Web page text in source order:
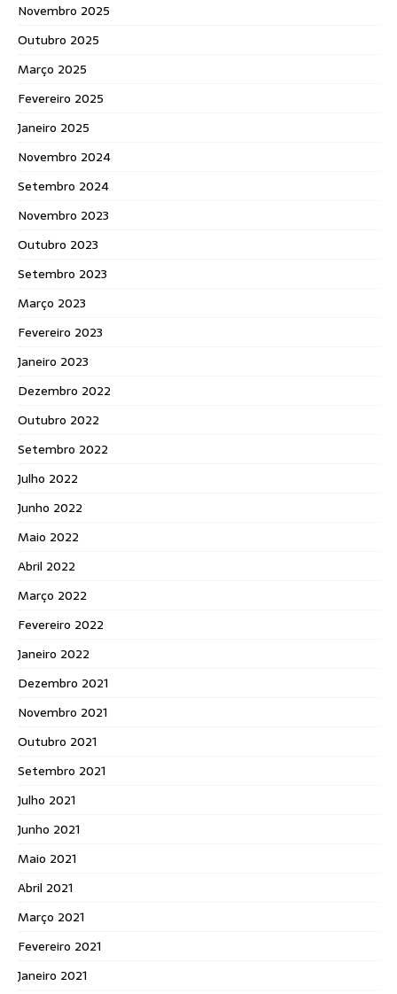
Novembro 2025
Outubro 2025
Março 2025
Fevereiro 2025
Janeiro 2025
Novembro 2024
Setembro 2024
Novembro 2023
Outubro 2023
Setembro 2023
Março 2023
Fevereiro 2023
Janeiro 2023
Dezembro 2022
Outubro 2022
Setembro 2022
Julho 2022
Junho 2022
Maio 2022
Abril 2022
Março 2022
Fevereiro 2022
Janeiro 2022
Dezembro 2021
Novembro 2021
Outubro 2021
Setembro 2021
Julho 2021
Junho 2021
Maio 2021
Abril 2021
Março 2021
Fevereiro 2021
Janeiro 2021